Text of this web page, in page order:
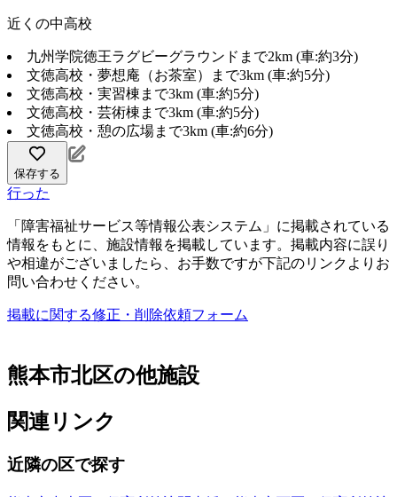
近くの中高校
九州学院徳王ラグビーグラウンドまで2km (車:約3分)
文徳高校・夢想庵（お茶室）まで3km (車:約5分)
文徳高校・実習棟まで3km (車:約5分)
文徳高校・芸術棟まで3km (車:約5分)
文徳高校・憩の広場まで3km (車:約6分)
保存する
行った
「障害福祉サービス等情報公表システム」に掲載されている
情報をもとに、施設情報を掲載しています。掲載内容に誤り
や相違がございましたら、お手数ですが下記のリンクよりお
問い合わせください。
掲載に関する修正・削除依頼フォーム
熊本市北区の他施設
関連リンク
近隣の区で探す